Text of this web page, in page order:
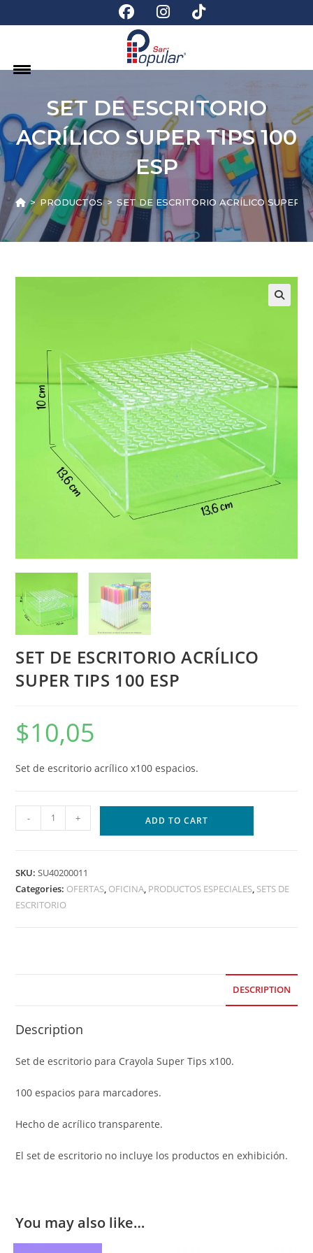
SET DE ESCRITORIO
ACRÍLICO SUPER TIPS 100
ESP
> PRODUCTOS > SET DE ESCRITORIO ACRÍLICO SUPER
SET DE ESCRITORIO ACRÍLICO
SUPER TIPS 100 ESP
$10,05
Set de escritorio acrílico x100 espacios.
- + ADD TO CART
SKU:SU40200011
Categories: OFERTAS, OFICINA, PRODUCTOS ESPECIALES, SETS DE
ESCRITORIO
DESCRIPTION
Description
Set de escritorio para Crayola Super Tips x100.
100 espacios para marcadores.
Hecho de acrílico transparente.
El set de escritorio no incluye los productos en exhibición.
You may also like…